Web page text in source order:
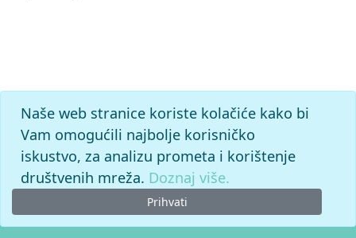
Naše web stranice koriste kolačiće kako bi
Vam omogućili najbolje korisničko
iskustvo, za analizu prometa i korištenje
društvenih mreža. Doznaj više.
Prihvati
© 2026. -Leksikografski zavodMiroslav Krleža